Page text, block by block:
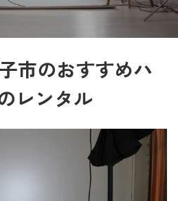
市のおすすめハ
レンタル